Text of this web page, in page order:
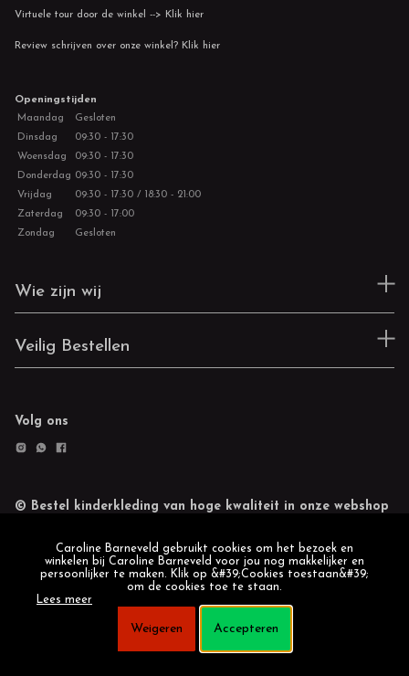
Virtuele tour door de winkel --> Klik hier
Review schrijven over onze winkel? Klik hier
Openingstijden
Maandag
Gesloten
Dinsdag
09:30 - 17:30
Woensdag
09:30 - 17:30
Donderdag 09:30 - 17:30
Vrijdag
09:30 - 17:30 / 18:30 - 21:00
Zaterdag
09:30 - 17:00
Zondag
Gesloten
Wie zijn wij
Veilig Bestellen
Volg ons
© Bestel kinderkleding van hoge kwaliteit in onze webshop
Caroline Barneveld gebruikt cookies om het bezoek en
winkelen bij Caroline Barneveld voor jou nog makkelijker en
persoonlijker te maken. Klik op &#39;Cookies toestaan&#39;
om de cookies toe te staan.
Lees meer
Weigeren Accepteren